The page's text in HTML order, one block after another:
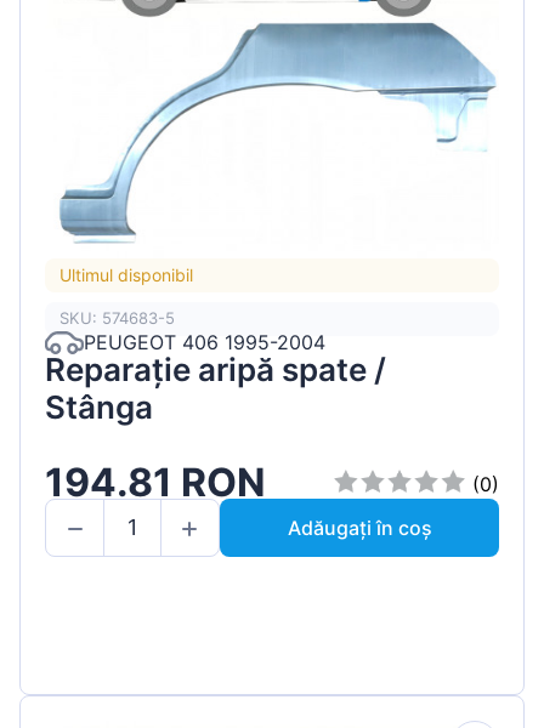
Ultimul disponibil
SKU: 574683-5
PEUGEOT 406 1995-2004
Reparație aripă spate /
Stânga
194.81 RON
(0)
Adăugați în coș